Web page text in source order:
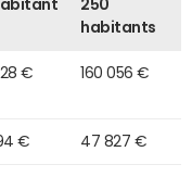
250
habitants
€ 160 056 €
€ 47 827 €